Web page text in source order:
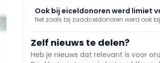
om 'mantelzorgvriendelijke werkvloeren'
bevorderen.
Ook bij eiceldonoren werd limiet
gezinnen overschreden
Net zoals bij zaadceldonoren werd ook bij
informatie van het FAGG. Het gaat om
overschrijdingen binnen eenzelfde
Zelf nieuws te delen?
Heb je nieuws dat relevant is voor